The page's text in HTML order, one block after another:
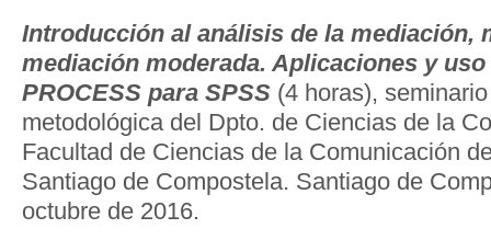
Introducción al análisis de la mediación,
mediación moderada. Aplicaciones y
PROCESS para SPSS (4 horas),
metodológica del Dpto. de Ciencias de la
Facultad de Ciencias de la Comunicación
Santiago de Compostela. Santiago de
octubre de 2016.